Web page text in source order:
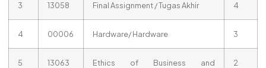
3 13058 Final Assignment / Tugas Akhir 4
4 00006 Hardware/ Hardware 3
5 13063
Ethics of Business and
2